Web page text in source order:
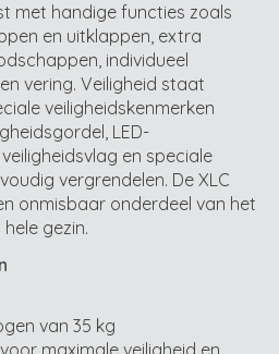
met handige functies zoals
en uitklappen, extra
individueel
vering. Veiligheid staat
veiligheidskenmerken
LED-
en speciale
vergrendelen. De XLC
onmisbaar onderdeel van het
gezin.
van 35 kg